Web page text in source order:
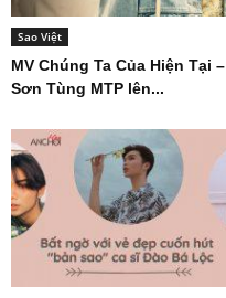
Sao Việt
MV Chúng Ta Của Hiện Tại –
Sơn Tùng MTP lên...